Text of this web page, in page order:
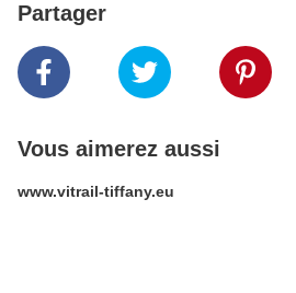
Partager
Vous aimerez aussi
www.vitrail-tiffany.eu